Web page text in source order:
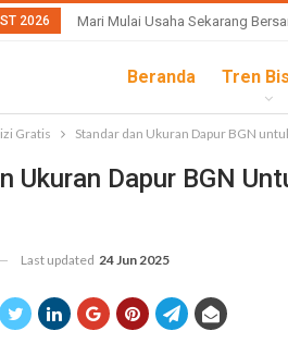
2026 Mari Mulai Usaha Sekarang
Beranda Tren
Gratis Standar dan Ukuran Dapur BGN
Ukuran Dapur BGN
Last updated 24 Jun 2025